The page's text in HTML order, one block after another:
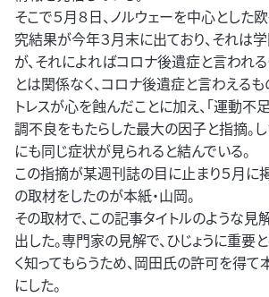
そこで５月８日、ノルウェーを中心とした
究結果が今年３月末に出ており、それは
が、それによればコロナ後遺症と言われ
とは関係なく、コロナ後遺症と言わえる
トレスが心を蝕んだことに加え、「運動不
調不良をもたらした最大の因子と指摘。
にも同じ症状が見られると結んでいる。
この指摘が某週刊誌の目に止まり５月に
の取材をしたのが本紙・山岡。
その取材で、この記事タイトルのような
出した。専門家の見解で、ひじょうに重要
く知ってもらうため、岡田氏の許可を得て
にした。